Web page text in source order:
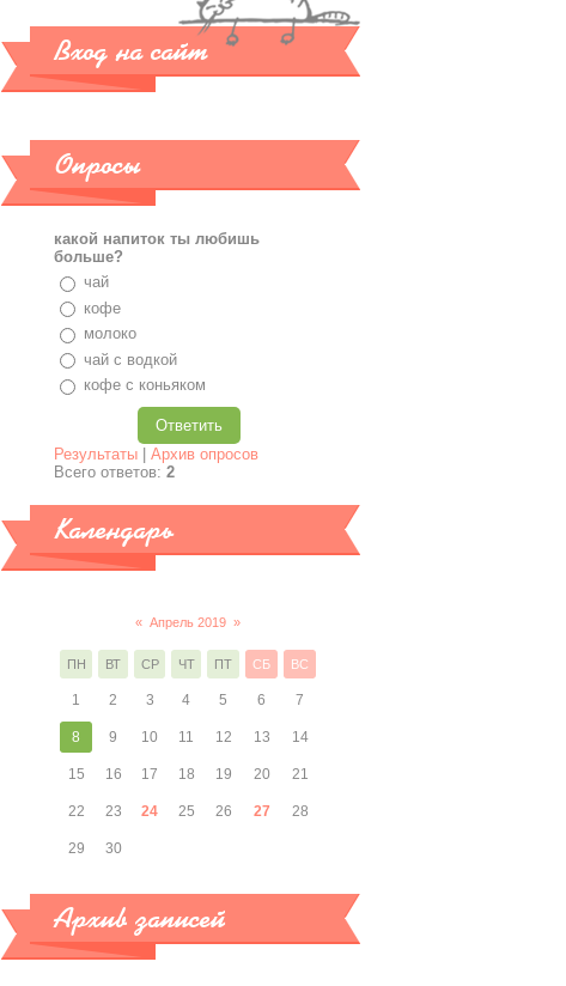
Вход на сайт
Опросы
какой напиток ты любишь
больше?
чай
кофе
молоко
чай с водкой
кофе с коньяком
Результаты
Архив опросов
Всего ответов: 2
Календарь
« Апрель 2019 »
ПН ВТ СР ЧТ ПТ СБ ВС
1 2 3 4 5 6 7
8 9 10 11 12 13 14
15 16 17 18 19 20 21
22 23 24 25 26 27 28
29 30
Архив записей